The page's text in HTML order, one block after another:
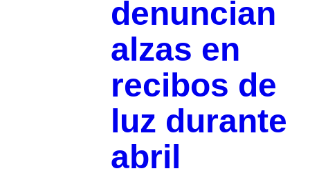
denuncian
alzas en
recibos de
luz durante
abril